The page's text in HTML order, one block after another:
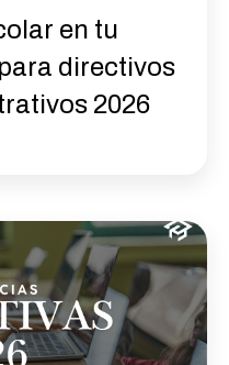
en tu
directivos
2026